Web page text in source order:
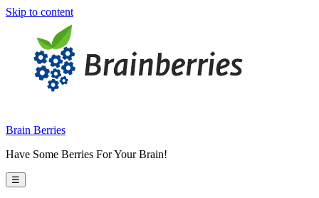
Skip to content
Brain Berries
Have Some Berries For Your Brain!
☰